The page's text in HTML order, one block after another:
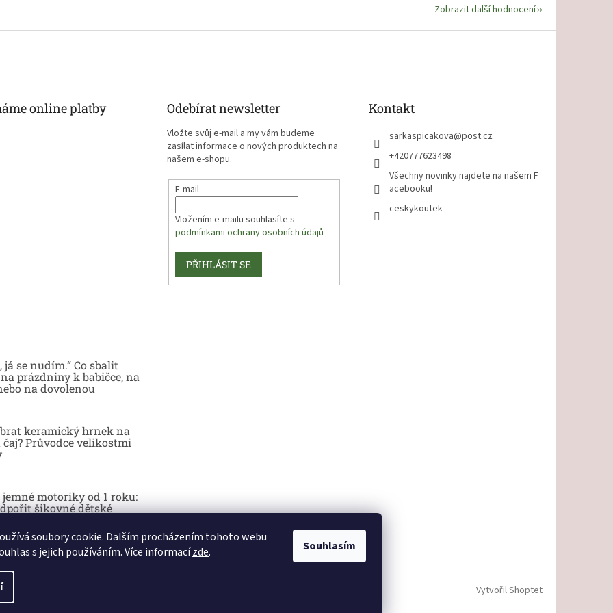
soubory cookie. Dalším procházením tohoto webu
s jejich používáním. Více informacízde. Souhlasím
Zobrazit další hodnocení
online platby Odebírat newsletter
Vložte svůj e-mail a my vám budeme
zasílat informace o nových produktech na
našem e-shopu.
E-mail
Vložením e-mailu souhlasíte s
podmínkami ochrany osobních údajů
PŘIHLÁSIT SE
Kontakt
sarkaspicakova@post.cz
+420777623498
Všechny novinky najdete na našem F
acebooku!
ceskykoutek
já se nudím.“ Co sbalit
prázdniny k babičce, na
na dovolenou
keramický hrnek na
čaj? Průvodce velikostmi
jemné motoriky od 1 roku:
šikovné dětské
Vytvořil Shoptet